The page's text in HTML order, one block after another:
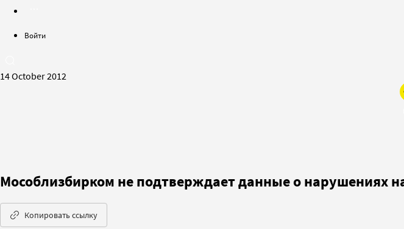
Войти
14 October 2012
Мособлизбирком не подтверждает данные о нарушениях
Копировать ссылку